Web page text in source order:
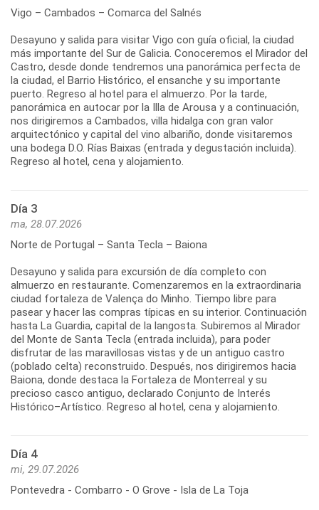
Vigo – Cambados – Comarca del Salnés
Desayuno y salida para visitar Vigo con guía oficial, la ciudad
más importante del Sur de Galicia. Conoceremos el Mirador del
Castro, desde donde tendremos una panorámica perfecta de
la ciudad, el Barrio Histórico, el ensanche y su importante
puerto. Regreso al hotel para el almuerzo. Por la tarde,
panorámica en autocar por la Illa de Arousa y a continuación,
nos dirigiremos a Cambados, villa hidalga con gran valor
arquitectónico y capital del vino albariño, donde visitaremos
una bodega D.O. Rías Baixas (entrada y degustación incluida).
Día 3
ma, 28.07.2026
Norte de Portugal – Santa Tecla – Baiona
Desayuno y salida para excursión de día completo con
almuerzo en restaurante. Comenzaremos en la extraordinaria
ciudad fortaleza de Valença do Minho. Tiempo libre para
pasear y hacer las compras típicas en su interior. Continuación
hasta La Guardia, capital de la langosta. Subiremos al Mirador
del Monte de Santa Tecla (entrada incluida), para poder
disfrutar de las maravillosas vistas y de un antiguo castro
(poblado celta) reconstruido. Después, nos dirigiremos hacia
Baiona, donde destaca la Fortaleza de Monterreal y su
precioso casco antiguo, declarado Conjunto de Interés
Día 4
mi, 29.07.2026
Pontevedra - Combarro - O Grove - Isla de La Toja